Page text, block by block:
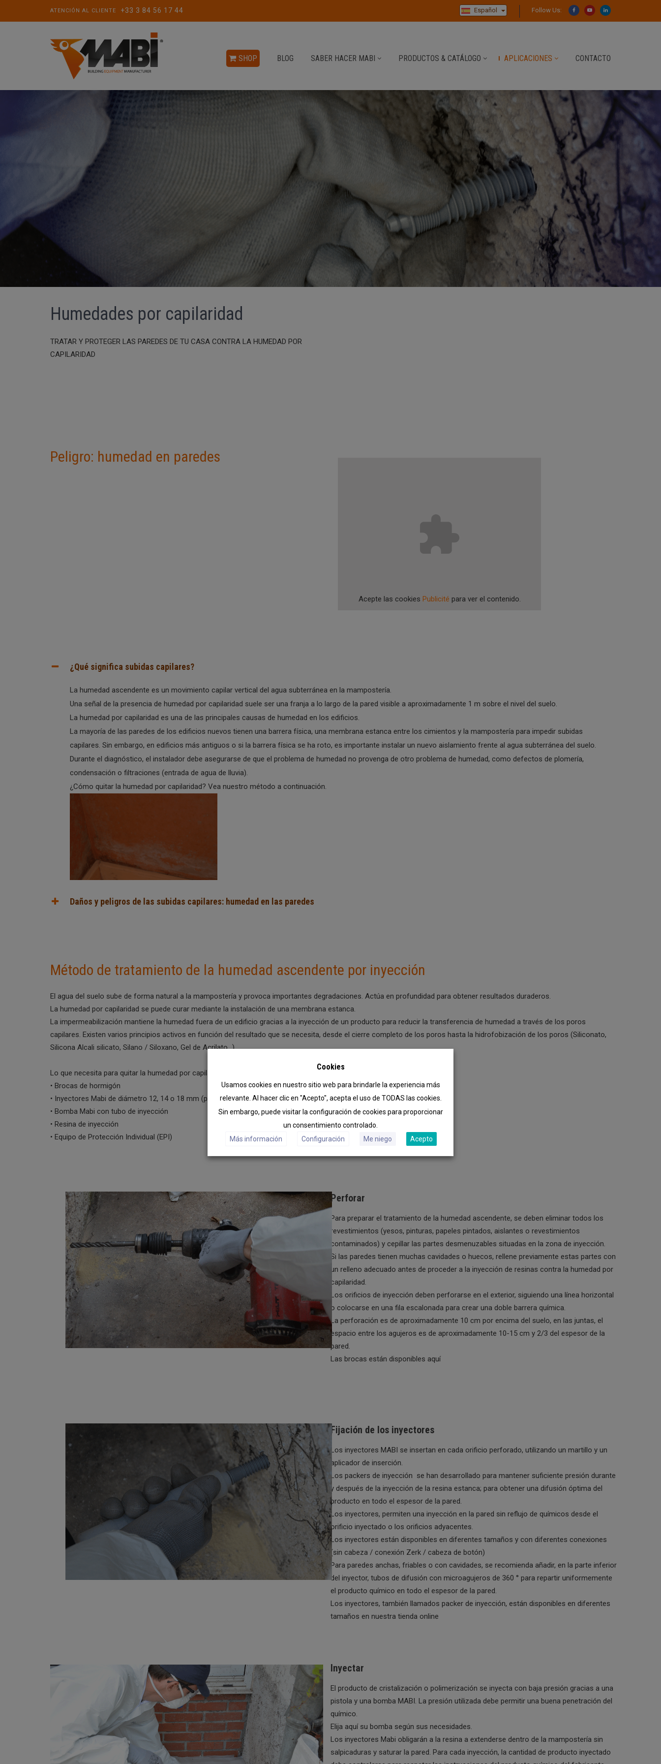
ATENCIÓN AL CLIENTE +33 3 84 56 17 44 Español Follow Us:
SHOP BLOG SABER HACER MABI PRODUCTOS & CATÁLOGO APLICACIONES CONTACTO
Humedades por capilaridad
TRATAR Y PROTEGER LAS PAREDES DE TU CASA CONTRA LA HUMEDAD POR
CAPILARIDAD
Peligro: humedad en paredes
Acepte las cookies Publicité para ver el contenido.
¿Qué significa subidas capilares?
La humedad ascendente es un movimiento capilar vertical del agua subterránea en la mampostería.
Una señal de la presencia de humedad por capilaridad suele ser una franja a lo largo de la pared visible a aproximadamente 1 m sobre el nivel del suelo.
La humedad por capilaridad es una de las principales causas de humedad en los edificios.
La mayoría de las paredes de los edificios nuevos tienen una barrera física, una membrana estanca entre los cimientos y la mampostería para impedir subidas
capilares. Sin embargo, en edificios más antiguos o si la barrera física se ha roto, es importante instalar un nuevo aislamiento frente al agua subterránea del suelo.
Durante el diagnóstico, el instalador debe asegurarse de que el problema de humedad no provenga de otro problema de humedad, como defectos de plomería,
condensación o filtraciones (entrada de agua de lluvia).
¿Cómo quitar la humedad por capilaridad? Vea nuestro método a continuación.
Daños y peligros de las subidas capilares: humedad en las paredes
Método de tratamiento de la humedad ascendente por inyección
El agua del suelo sube de forma natural a la mampostería y provoca importantes degradaciones. Actúa en profundidad para obtener resultados duraderos.
La humedad por capilaridad se puede curar mediante la instalación de una membrana estanca.
La impermeabilización mantiene la humedad fuera de un edificio gracias a la inyección de un producto para reducir la transferencia de humedad a través de los poros
capilares. Existen varios principios activos en función del resultado que se necesita, desde el cierre completo de los poros hasta la hidrofobización de los poros (Siliconato,
Silicona Alcali silicato, Silano / Siloxano, Gel de Acrilato…).
Lo que necesita para quitar la humedad por capilaridad en paredes:
• Brocas de hormigón
• Inyectores Mabi de diámetro 12, 14 o 18 mm (packers de inyección)
• Bomba Mabi con tubo de inyección
• Resina de inyección
• Equipo de Protección Individual (EPI)
Perforar
Para preparar el tratamiento de la humedad ascendente, se deben eliminar todos los
revestimientos (yesos, pinturas, papeles pintados, aislantes o revestimientos
contaminados) y cepillar las partes desmenuzables situadas en la zona de inyección.
Si las paredes tienen muchas cavidades o huecos, rellene previamente estas partes con
un relleno adecuado antes de proceder a la inyección de resinas contra la humedad por
capilaridad.
Los orificios de inyección deben perforarse en el exterior, siguiendo una línea horizontal
o colocarse en una fila escalonada para crear una doble barrera química.
La perforación es de aproximadamente 10 cm por encima del suelo, en las juntas, el
espacio entre los agujeros es de aproximadamente 10-15 cm y 2/3 del espesor de la
pared.
Las brocas están disponibles aquí
Fijación de los inyectores
Los inyectores MABI se insertan en cada orificio perforado, utilizando un martillo y un
aplicador de inserción.
Los packers de inyección se han desarrollado para mantener suficiente presión durante
y después de la inyección de la resina estanca; para obtener una difusión óptima del
producto en todo el espesor de la pared.
Los inyectores, permiten una inyección en la pared sin reflujo de químicos desde el
orificio inyectado o los orificios adyacentes.
Los inyectores están disponibles en diferentes tamaños y con diferentes conexiones
(sin cabeza / conexión Zerk / cabeza de botón)
Para paredes anchas, friables o con cavidades, se recomienda añadir, en la parte inferior
del inyector, tubos de difusión con microagujeros de 360 ° para repartir uniformemente
el producto químico en todo el espesor de la pared.
Los inyectores, también llamados packer de inyección, están disponibles en diferentes
tamaños en nuestra tienda online
Inyectar
El producto de cristalización o polimerización se inyecta con baja presión gracias a una
pistola y una bomba MABI. La presión utilizada debe permitir una buena penetración del
químico.
Elija aquí su bomba según sus necesidades.
Los inyectores Mabi obligarán a la resina a extenderse dentro de la mampostería sin
salpicaduras y saturar la pared. Para cada inyección, la cantidad de producto inyectado
Cookies
Usamos cookies en nuestro sitio web para brindarle la experiencia más
relevante. Al hacer clic en "Acepto", acepta el uso de TODAS las cookies.
Sin embargo, puede visitar la configuración de cookies para proporcionar
un consentimiento controlado.
Más información
Configuración Me niego Acepto